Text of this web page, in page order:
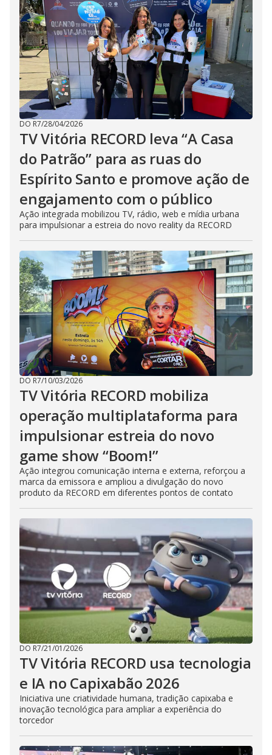
DO R7/28/04/2026
TV Vitória RECORD leva “A Casa
do Patrão” para as ruas do
Espírito Santo e promove ação de
engajamento com o público
Ação integrada mobilizou TV, rádio, web e mídia urbana
para impulsionar a estreia do novo reality da RECORD
DO R7/10/03/2026
TV Vitória RECORD mobiliza
operação multiplataforma para
impulsionar estreia do novo
game show “Boom!”
Ação integrou comunicação interna e externa, reforçou a
marca da emissora e ampliou a divulgação do novo
produto da RECORD em diferentes pontos de contato
DO R7/21/01/2026
TV Vitória RECORD usa tecnologia
e IA no Capixabão 2026
Iniciativa une criatividade humana, tradição capixaba e
inovação tecnológica para ampliar a experiência do
torcedor